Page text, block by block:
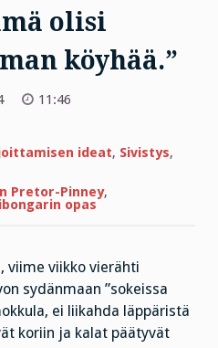
olisi
köyhää.”
11:46
ideat, Sivistys,
Pretor-Pinney,
opas
viime viikko vierähti
sydänmaan ”sokeissa
ei liikahda läppäristä
koriin ja kalat päätyvät